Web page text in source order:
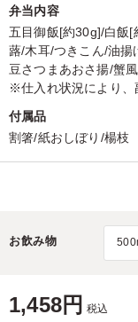
弁当内容
五目御飯[約30g]/白飯[
蕗/木耳/つきこん/油揚
豆さつまあおさ揚/蟹
※仕入れ状況により、
付属品
割箸/紙おしぼり/楊枝
お飲み物
1,458円 税込